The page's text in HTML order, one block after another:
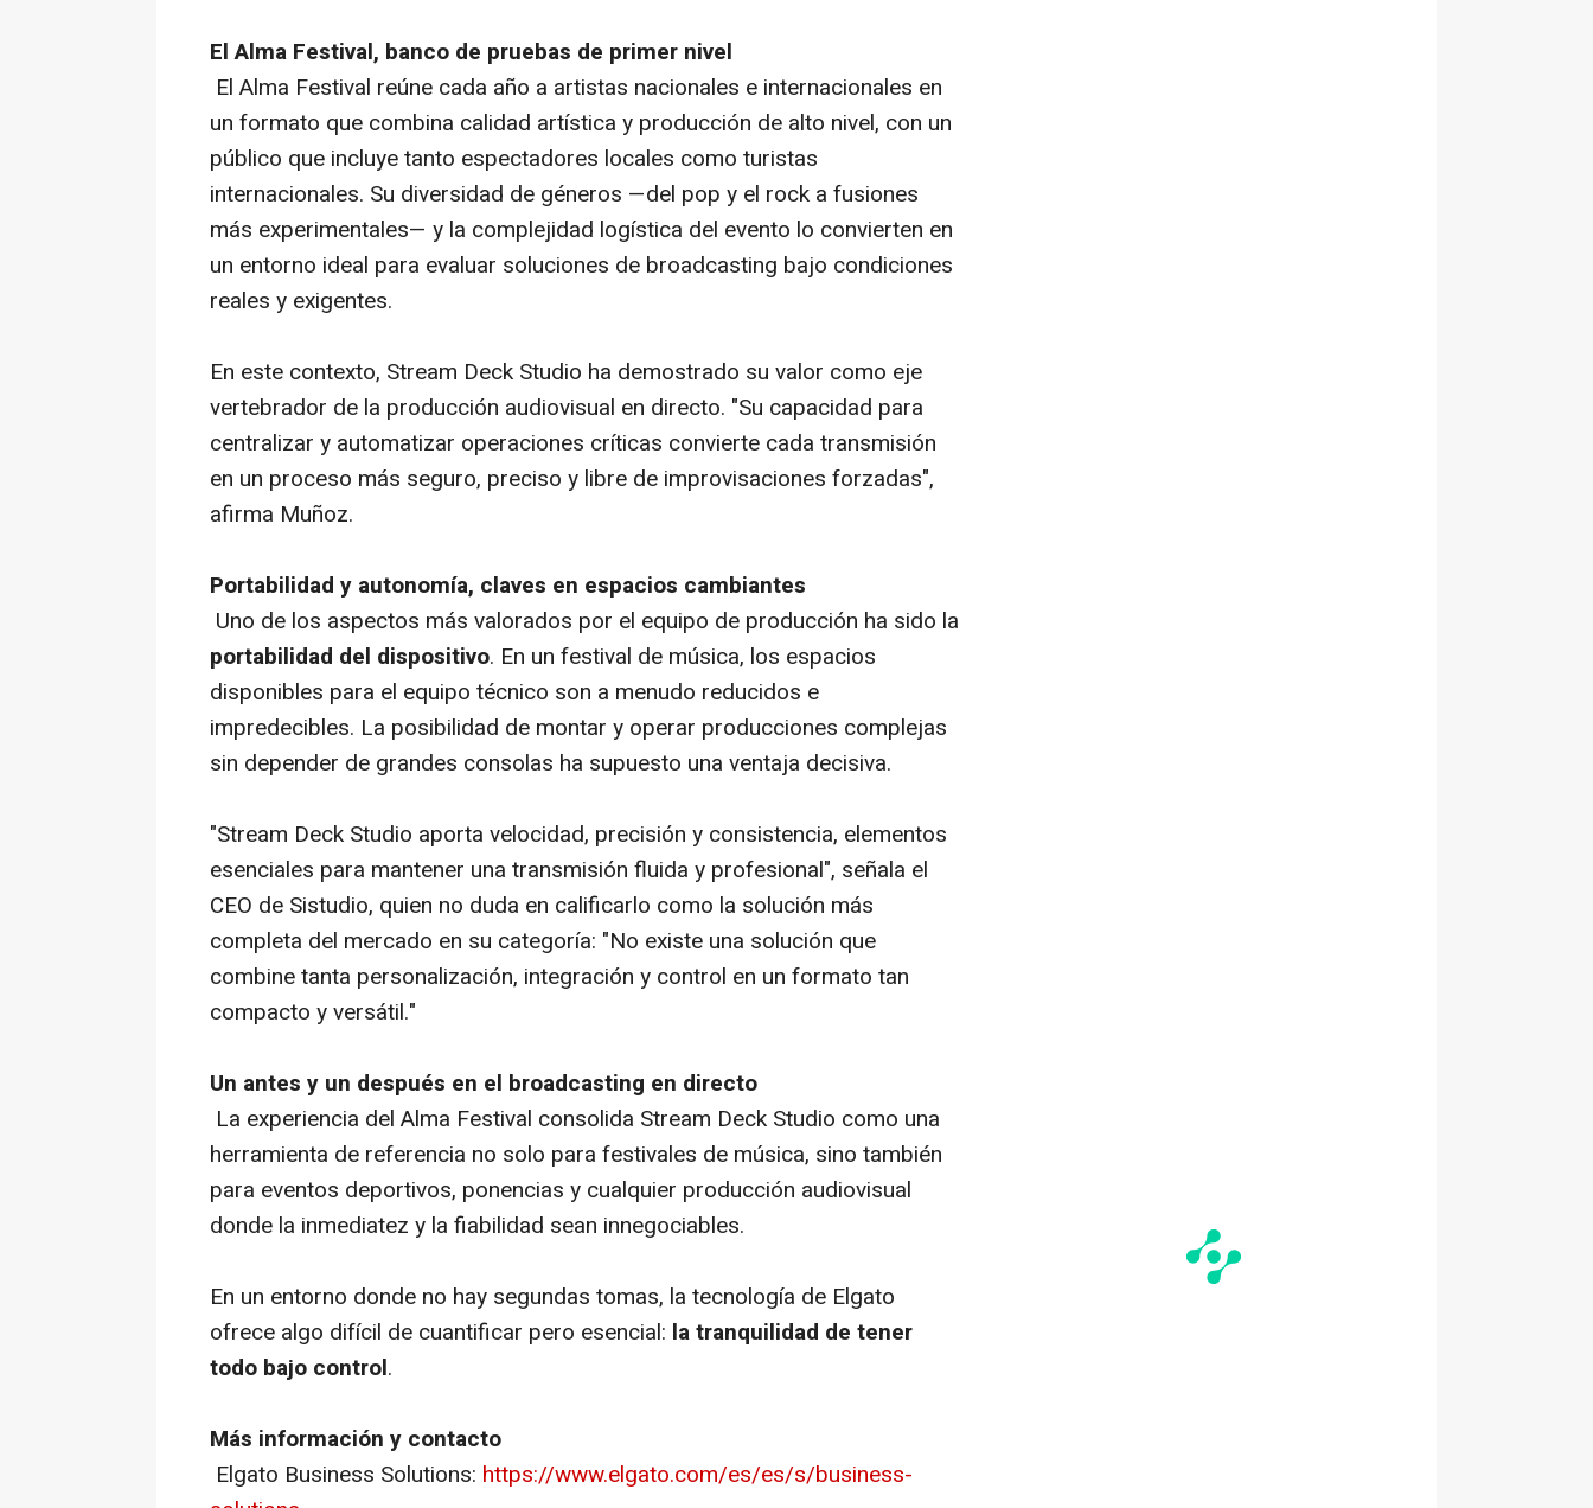
El Alma Festival, banco de pruebas de primer nivel
El Alma Festival reúne cada año a artistas nacionales e internacionales en
un formato que combina calidad artística y producción de alto nivel, con un
público que incluye tanto espectadores locales como turistas
internacionales. Su diversidad de géneros —del pop y el rock a fusiones
más experimentales— y la complejidad logística del evento lo convierten en
un entorno ideal para evaluar soluciones de broadcasting bajo condiciones
reales y exigentes.
En este contexto, Stream Deck Studio ha demostrado su valor como eje
vertebrador de la producción audiovisual en directo. "Su capacidad para
centralizar y automatizar operaciones críticas convierte cada transmisión
en un proceso más seguro, preciso y libre de improvisaciones forzadas",
afirma Muñoz.
Portabilidad y autonomía, claves en espacios cambiantes
Uno de los aspectos más valorados por el equipo de producción ha sido la
portabilidad del dispositivo. En un festival de música, los espacios
disponibles para el equipo técnico son a menudo reducidos e
impredecibles. La posibilidad de montar y operar producciones complejas
sin depender de grandes consolas ha supuesto una ventaja decisiva.
"Stream Deck Studio aporta velocidad, precisión y consistencia, elementos
esenciales para mantener una transmisión fluida y profesional", señala el
CEO de Sistudio, quien no duda en calificarlo como la solución más
completa del mercado en su categoría: "No existe una solución que
combine tanta personalización, integración y control en un formato tan
compacto y versátil."
Un antes y un después en el broadcasting en directo
La experiencia del Alma Festival consolida Stream Deck Studio como una
herramienta de referencia no solo para festivales de música, sino también
para eventos deportivos, ponencias y cualquier producción audiovisual
donde la inmediatez y la fiabilidad sean innegociables.
En un entorno donde no hay segundas tomas, la tecnología de Elgato
ofrece algo difícil de cuantificar pero esencial: la tranquilidad de tener
todo bajo control.
Más información y contacto
Elgato Business Solutions: https://www.elgato.com/es/es/s/business-